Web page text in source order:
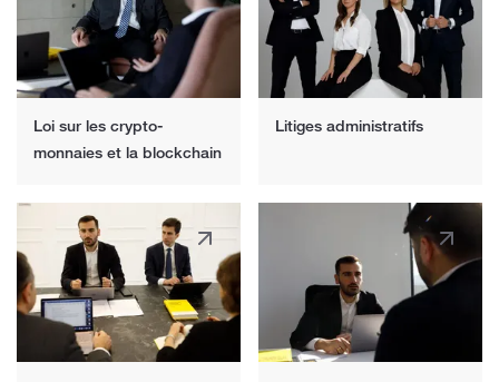
dans les bureaux de représentation
diplomatiques et équivalents en Géorgie ne
sont pas inclus dans cette période.
Loi sur les crypto-
monnaies et la blockchain
Litiges administratifs